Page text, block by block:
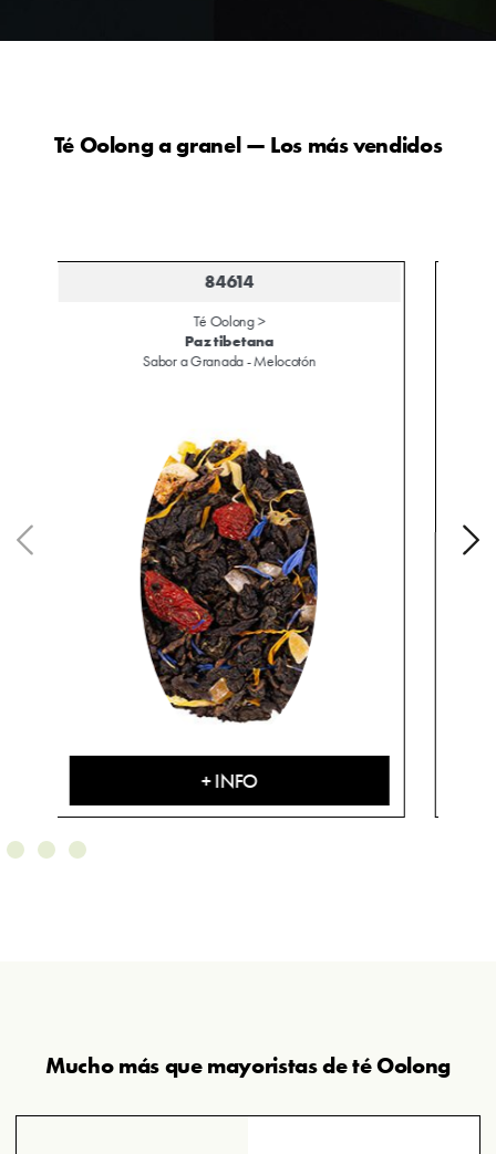
Té Oolong a granel — Los más vendidos
81810
Té Oolong >
China Oolong
+ INFO
Mucho más que mayoristas de té Oolong